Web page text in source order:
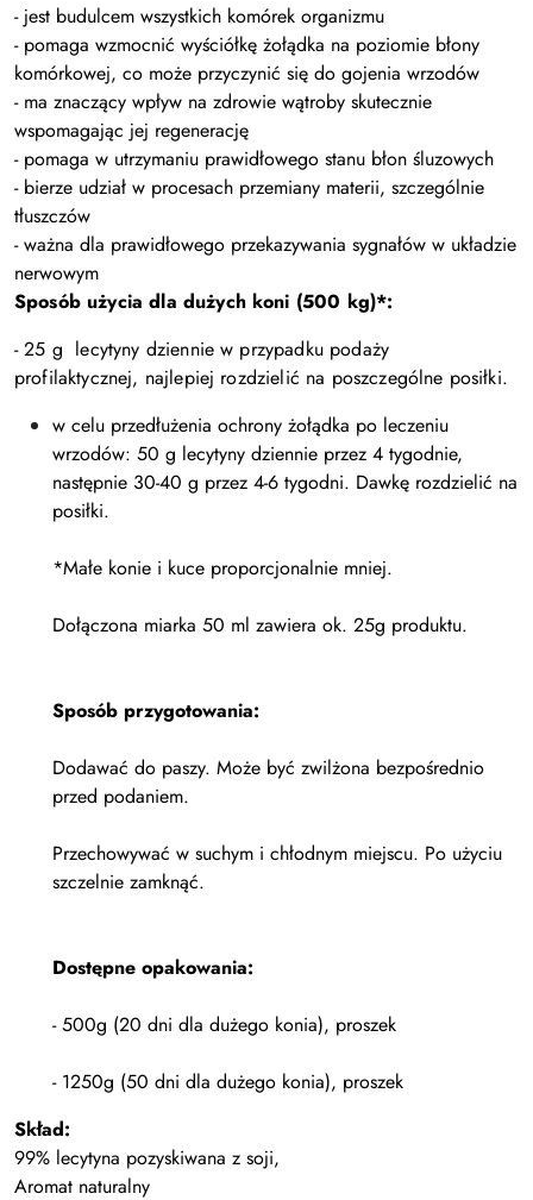
- jest budulcem wszystkich komórek organizmu
- pomaga wzmocnić wyściółkę żołądka na poziomie błony
komórkowej, co może przyczynić się do gojenia wrzodów
- ma znaczący wpływ na zdrowie wątroby skutecznie
wspomagając jej regenerację
- pomaga w utrzymaniu prawidłowego stanu błon śluzowych
- bierze udział w procesach przemiany materii, szczególnie
tłuszczów
- ważna dla prawidłowego przekazywania sygnałów w układzie
nerwowym
Sposób użycia dla dużych koni (500 kg)*:
- 25 g lecytyny dziennie w przypadku podaży
profilaktycznej, najlepiej rozdzielić na poszczególne posiłki.
w celu przedłużenia ochrony żołądka po leczeniu
wrzodów: 50 g lecytyny dziennie przez 4 tygodnie,
następnie 30-40 g przez 4-6 tygodni. Dawkę rozdzielić na
posiłki.
*Małe konie i kuce proporcjonalnie mniej.
Dołączona miarka 50 ml zawiera ok. 25g produktu.
Sposób przygotowania:
Dodawać do paszy. Może być zwilżona bezpośrednio
przed podaniem.
Przechowywać w suchym i chłodnym miejscu. Po użyciu
szczelnie zamknąć.
Dostępne opakowania:
- 500g (20 dni dla dużego konia), proszek
- 1250g (50 dni dla dużego konia), proszek
Skład:
99% lecytyna pozyskiwana z soji,
Aromat naturalny